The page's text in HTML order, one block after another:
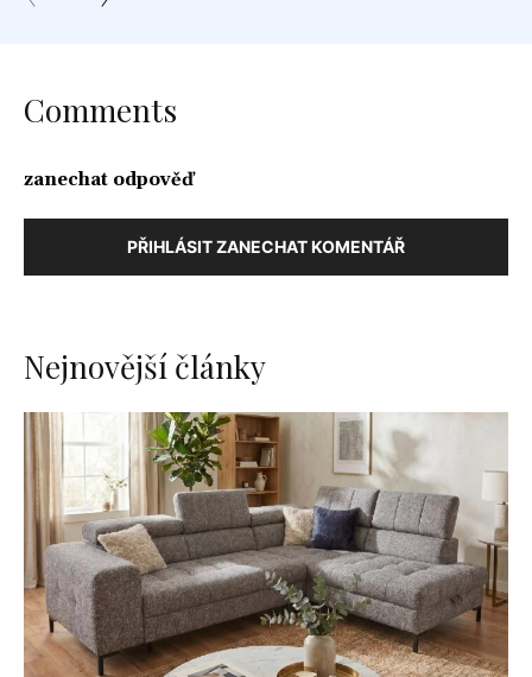
Comments
zanechat odpověď
PŘIHLÁSIT ZANECHAT KOMENTÁŘ
Nejnovější články